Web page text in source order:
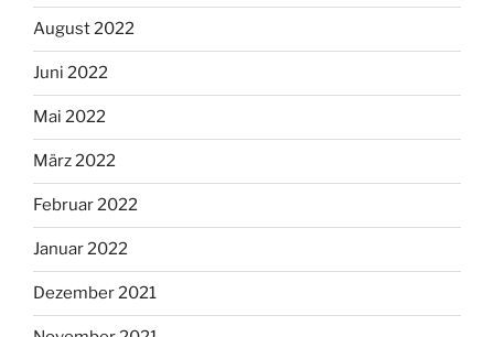
August 2022
Juni 2022
Mai 2022
März 2022
Februar 2022
Januar 2022
Dezember 2021